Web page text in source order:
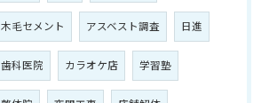
木毛セメント アスベスト調査 日進
歯科医院 カラオケ店 学習塾